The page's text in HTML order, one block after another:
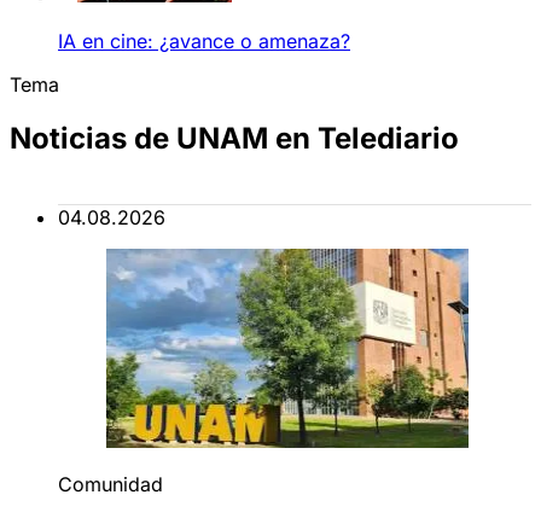
IA en cine: ¿avance o amenaza?
Tema
Noticias de UNAM en Telediario
04.08.2026
Comunidad